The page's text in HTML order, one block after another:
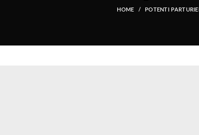
HOME POTENTI